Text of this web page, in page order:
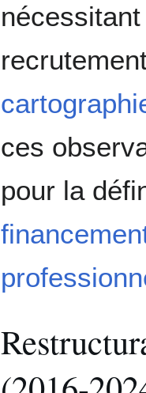
ces
pour la